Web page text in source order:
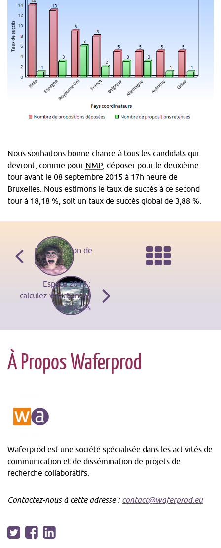
Nous souhaitons bonne chance à tous les candidats qui
devront, comme pour NMP, déposer pour le deuxième
tour avant le 08 septembre 2015 à 17h heure de
Bruxelles. Nous estimons le taux de succès à ce second
tour à 18,18 %, soit un taux de succès global de 3,88 %.
Navigation
des
articles
Une question de
genre
la
Espace 2015 :
calculez vos chances
de succès
À Propos Waferprod
Waferprod est une société spécialisée dans les activités de
communication et de dissémination de projets de
recherche collaboratifs.
Contactez-nous à cette adresse : contact@waferprod.eu
Suivez-
nousTwitter
-
Facebook
-
LinkedIn
-